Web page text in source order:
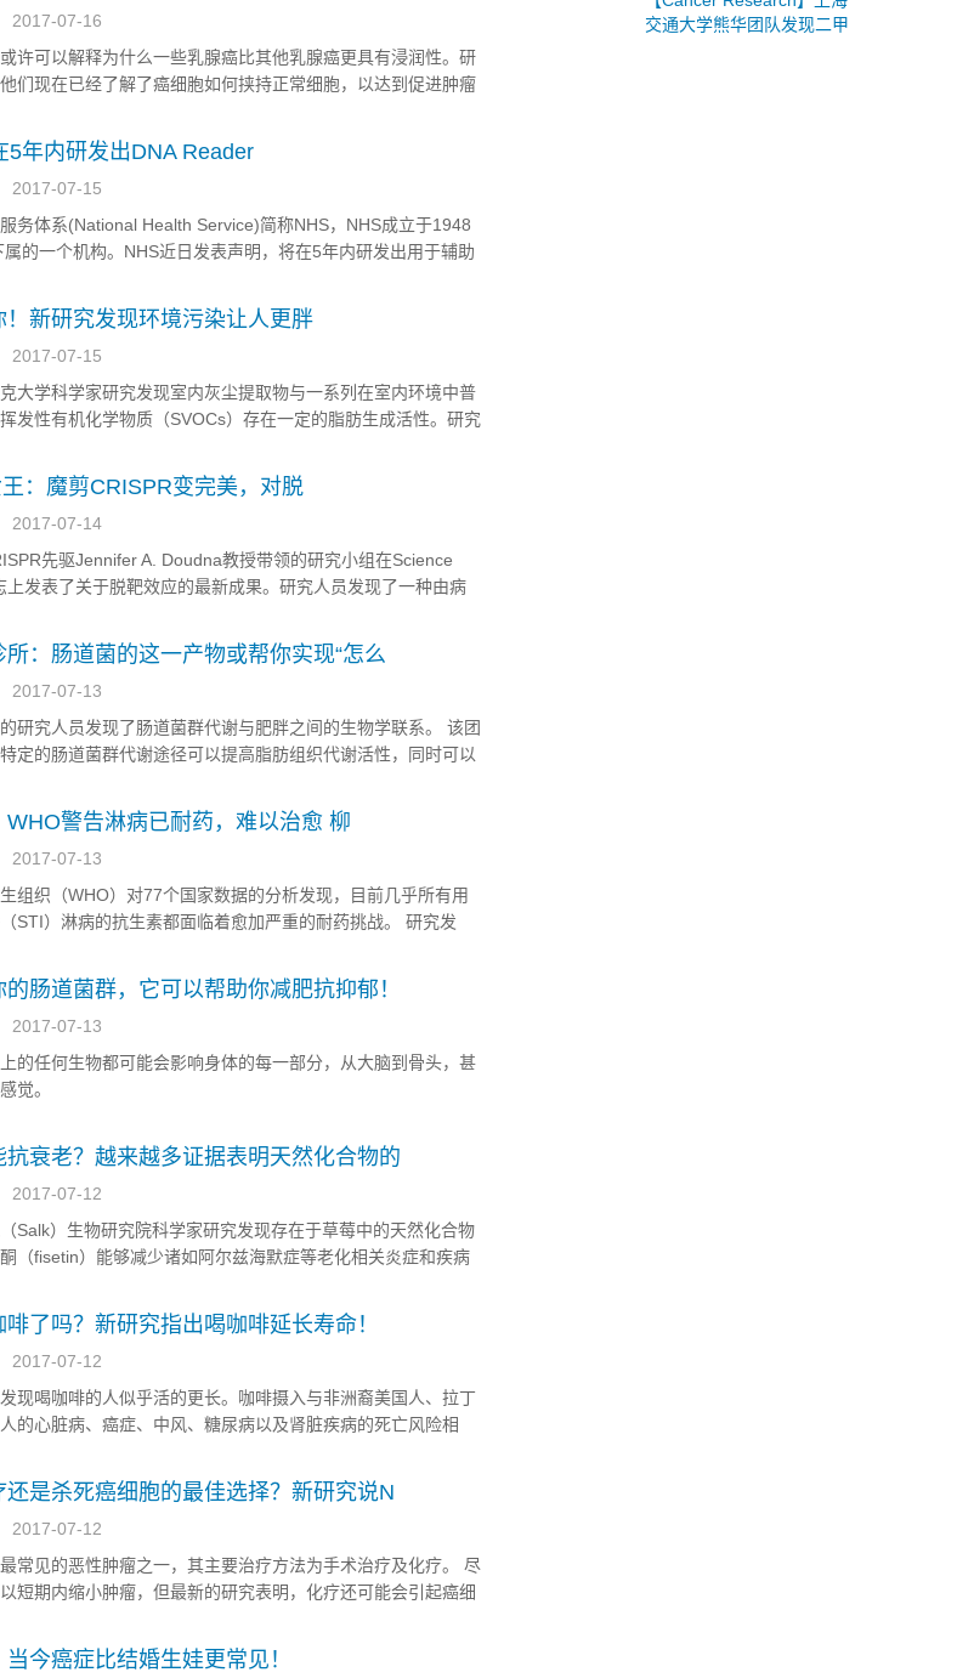
2017-07-16
许可以解释为什么一些乳腺癌比其他乳腺癌更具有浸润性。研
们现在已经了解了癌细胞如何挟持正常细胞，以达到促进肿瘤
癌。宾夕法尼亚大学医学院的研究人员说，掌握这个过程的工作
乳腺癌治疗措施提供了可能。研究成果今日发表在“Cell”杂
5年内研发出DNA Reader
2017-07-15
务体系(National Health Service)简称NHS，NHS成立于1948
的一个机构。NHS近日发表声明，将在5年内研发出用于辅助
！新研究发现环境污染让人更胖
2017-07-15
大学科学家研究发现室内灰尘提取物与一系列在室内环境中普
发性有机化学物质（SVOCs）存在一定的脂肪生成活性。研究
中测试了样品提取物的脂肪生成活性，发现这些提取物对小鼠脂
（一种脂肪）的积累存在潜在影响。
：魔剪CRISPR变完美，对脱
2017-07-14
先驱Jennifer A. Doudna教授带领的研究小组在Science
上发表了关于脱靶效应的最新成果。​研究人员发现了一种由病
蛋白质研究人员可以更好地控制CRISPR，大大降低了脱靶效
编辑技术将更加精确安全。
所：肠道菌的这一产物或帮你实现“怎么
2017-07-13
研究人员发现了肠道菌群代谢与肥胖之间的生物学联系。 该团
定的肠道菌群代谢途径可以提高脂肪组织代谢活性，同时可以
WHO警告淋病已耐药，难以治愈 柳
2017-07-13
生组织（WHO）对77个国家数据的分析发现，目前几乎所有用
STI）淋病的抗生素都面临着愈加严重的耐药挑战。 研究发
可以防止淋病。
肠道菌群，它可以帮助你减肥抗抑郁！
2017-07-13
的任何生物都可能会影响身体的每一部分，从大脑到骨头，甚
觉。
抗衰老？越来越多证据表明天然化合物的
2017-07-12
Salk）生物研究院科学家研究发现存在于草莓中的天然化合物
（fisetin）能够减少诸如阿尔兹海默症等老化相关炎症和疾病
了吗？新研究指出喝咖啡延长寿命！
2017-07-12
现喝咖啡的人似乎活的更长。咖啡摄入与非洲裔美国人、拉丁
的心脏病、癌症、中风、糖尿病以及肾脏疾病的死亡风险相
还是杀死癌细胞的最佳选择？新研究说N
2017-07-12
常见的恶性肿瘤之一，其主要治疗方法为手术治疗及化疗。 尽
短期内缩小肿瘤，但最新的研究表明，化疗还可能会引起癌细
今癌症比结婚生娃更常见！
交通大学熊华团队发现二甲